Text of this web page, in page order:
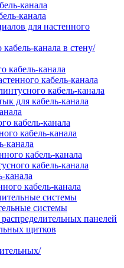
канала
канала
для настенного
канала в стену/
кабель-канала
кабель-канала
кабель-канала
для кабель-канала
кабель-канала
кабель-канала
канала
кабель-канала
кабель-канала
канала
кабель-канала
системы
панелей
щитков